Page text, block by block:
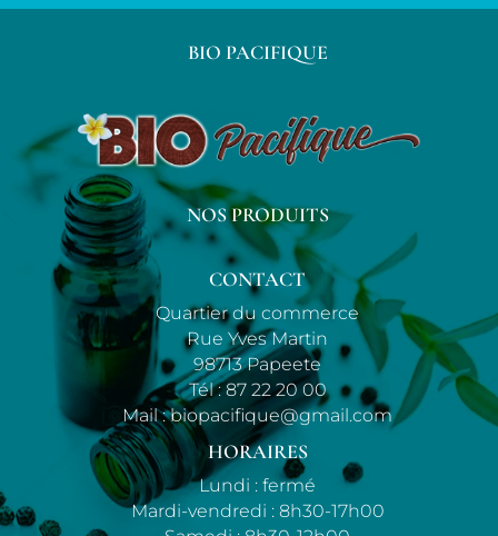
BIO PACIFIQUE
NOS PRODUITS
CONTACT
Quartier du commerce
Rue Yves Martin
98713 Papeete
Tél :87 22 20 00
Mail :biopacifique@gmail.com
HORAIRES
Lundi : fermé
Mardi-vendredi : 8h30-17h00